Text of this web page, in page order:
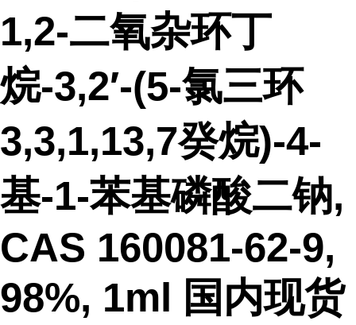
1,2-二氧杂环丁
烷-3,2′-(5-氯三环
3,3,1,13,7癸烷)-4-
基-1-苯基磷酸二钠,
CAS 160081-62-9,
98%, 1ml 国内现货